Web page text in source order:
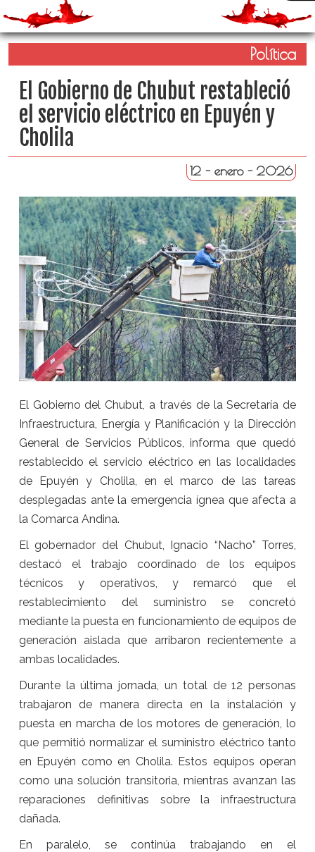
Política
El Gobierno de Chubut restableció
el servicio eléctrico en Epuyén y
Cholila
12 - enero - 2026
El Gobierno del Chubut, a través de la Secretaría de
Infraestructura, Energía y Planificación y la Dirección
General de Servicios Públicos, informa que quedó
restablecido el servicio eléctrico en las localidades
de Epuyén y Cholila, en el marco de las tareas
desplegadas ante la emergencia ígnea que afecta a
la Comarca Andina.
El gobernador del Chubut, Ignacio “Nacho” Torres,
destacó el trabajo coordinado de los equipos
técnicos y operativos, y remarcó que el
restablecimiento del suministro se concretó
mediante la puesta en funcionamiento de equipos de
generación aislada que arribaron recientemente a
ambas localidades.
Durante la última jornada, un total de 12 personas
trabajaron de manera directa en la instalación y
puesta en marcha de los motores de generación, lo
que permitió normalizar el suministro eléctrico tanto
en Epuyén como en Cholila. Estos equipos operan
como una solución transitoria, mientras avanzan las
reparaciones definitivas sobre la infraestructura
dañada.
En paralelo, se continúa trabajando en el